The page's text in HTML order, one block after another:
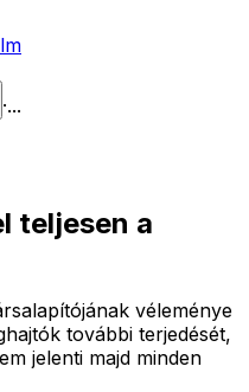
·...
teljesen a
véleménye
további terjedését,
jelenti majd minden